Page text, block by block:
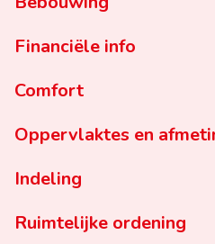
Financiële info
Comfort
Oppervlaktes en
Indeling
Ruimtelijke ordening